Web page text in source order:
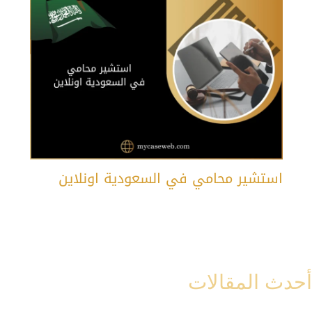
استشير محامي في السعودية اونلاين
أحدث المقالات